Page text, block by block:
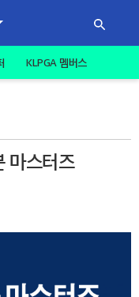
KLPGA 멤버스
마스터즈